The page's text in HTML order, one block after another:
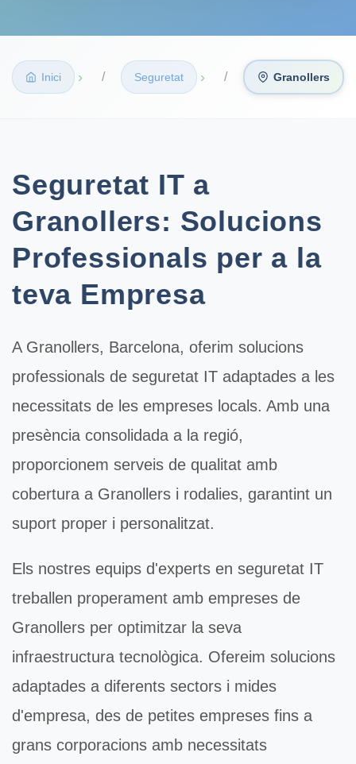
Inici › Seguretat › Granollers
Seguretat IT a
Granollers: Solucions
Professionals per a la
teva Empresa
A Granollers, Barcelona, oferim solucions
professionals de seguretat IT adaptades a les
necessitats de les empreses locals. Amb una
presència consolidada a la regió,
proporcionem serveis de qualitat amb
cobertura a Granollers i rodalies, garantint un
suport proper i personalitzat.
Els nostres equips d'experts en seguretat IT
treballen properament amb empreses de
Granollers per optimitzar la seva
infraestructura tecnològica. Ofereim solucions
adaptades a diferents sectors i mides
d'empresa, des de petites empreses fins a
grans corporacions amb necessitats